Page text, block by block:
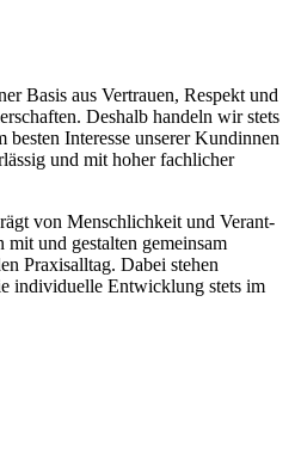
Basis aus Vertrauen, Respekt und
Deshalb handeln wir stets
besten Interesse unserer Kundinnen
und mit hoher fach­li­cher
von Mensch­lich­keit und Verant­
und gestalten gemeinsam
Praxis­alltag. Dabei stehen
indi­vi­du­elle Entwick­lung stets im